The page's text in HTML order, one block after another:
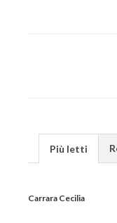
Più letti
Carrara Cecilia